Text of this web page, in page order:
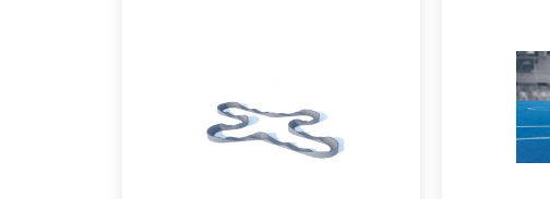
matériau de base pour un pumptrack|
circuit solide et design
solution
anti-
dont